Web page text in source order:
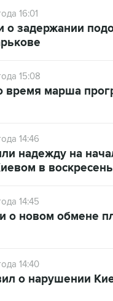
16:01
о задержании
15:08
время марша
14:46
надежду на
в
14:45
о новом обмене
14:40
о нарушении